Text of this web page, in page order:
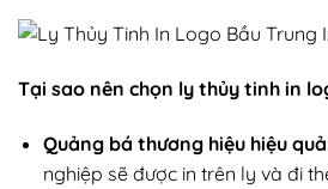
Tại sao nên chọn ly thủy tinh in
Quảng bá thương hiệu hiệu
nghiệp sẽ được in trên ly và đi